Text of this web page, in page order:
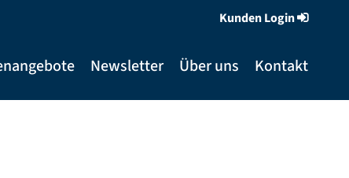
Kunden Login
Newsletter Über uns Kontakt